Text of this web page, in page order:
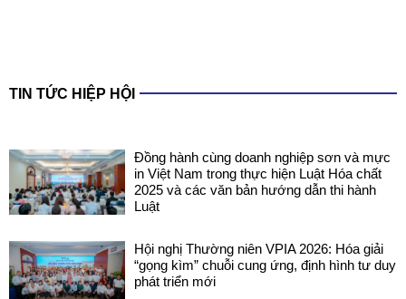
TIN TỨC HIỆP HỘI
Đồng hành cùng doanh nghiệp sơn và mực
in Việt Nam trong thực hiện Luật Hóa chất
2025 và các văn bản hướng dẫn thi hành
Luật
Hội nghị Thường niên VPIA 2026: Hóa giải
“gọng kìm” chuỗi cung ứng, định hình tư duy
phát triển mới